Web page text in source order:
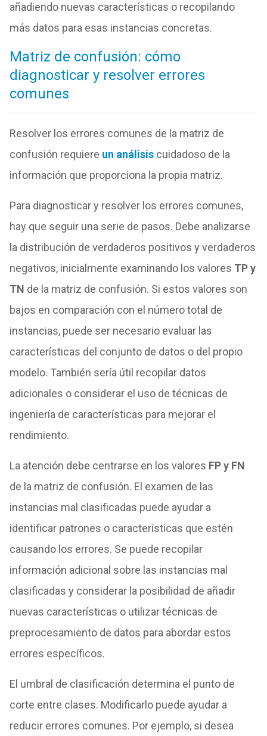
añadiendo nuevas características o recopilando
más datos para esas instancias concretas.
Matriz de confusión: cómo
diagnosticar y resolver errores
comunes
Resolver los errores comunes de la matriz de
confusión requiere un análisiscuidadoso de la
información que proporciona la propia matriz.
Para diagnosticar y resolver los errores comunes,
hay que seguir una serie de pasos. Debe analizarse
la distribución de verdaderos positivos y verdaderos
negativos, inicialmente examinando los valores TP y
TN de la matriz de confusión. Si estos valores son
bajos en comparación con el número total de
instancias, puede ser necesario evaluar las
características del conjunto de datos o del propio
modelo. También sería útil recopilar datos
adicionales o considerar el uso de técnicas de
ingeniería de características para mejorar el
rendimiento.
La atención debe centrarse en los valores FP y FN
de la matriz de confusión. El examen de las
instancias mal clasificadas puede ayudar a
identificar patrones o características que estén
causando los errores. Se puede recopilar
información adicional sobre las instancias mal
clasificadas y considerar la posibilidad de añadir
nuevas características o utilizar técnicas de
preprocesamiento de datos para abordar estos
errores específicos.
El umbral de clasificación determina el punto de
corte entre clases. Modificarlo puede ayudar a
reducir errores comunes. Por ejemplo, si desea